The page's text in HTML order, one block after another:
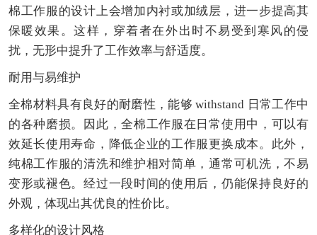
棉工作服的设计上会增加内衬或加绒层，进一步提高其
保暖效果。这样，穿着者在外出时不易受到寒风的侵
扰，无形中提升了工作效率与舒适度。
耐用与易维护
全棉材料具有良好的耐磨性，能够 withstand 日常工作中
的各种磨损。因此，全棉工作服在日常使用中，可以有
效延长使用寿命，降低企业的工作服更换成本。此外，
纯棉工作服的清洗和维护相对简单，通常可机洗，不易
变形或褪色。经过一段时间的使用后，仍能保持良好的
外观，体现出其优良的性价比。
多样化的设计风格